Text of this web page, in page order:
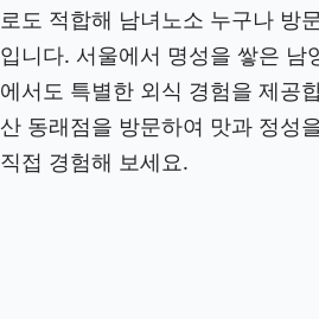
로도 적합해 남녀노소 누구나 방
입니다. 서울에서 명성을 쌓은 남
에서도 특별한 외식 경험을 제공
산 동래점을 방문하여 맛과 정성
직접 경험해 보세요.